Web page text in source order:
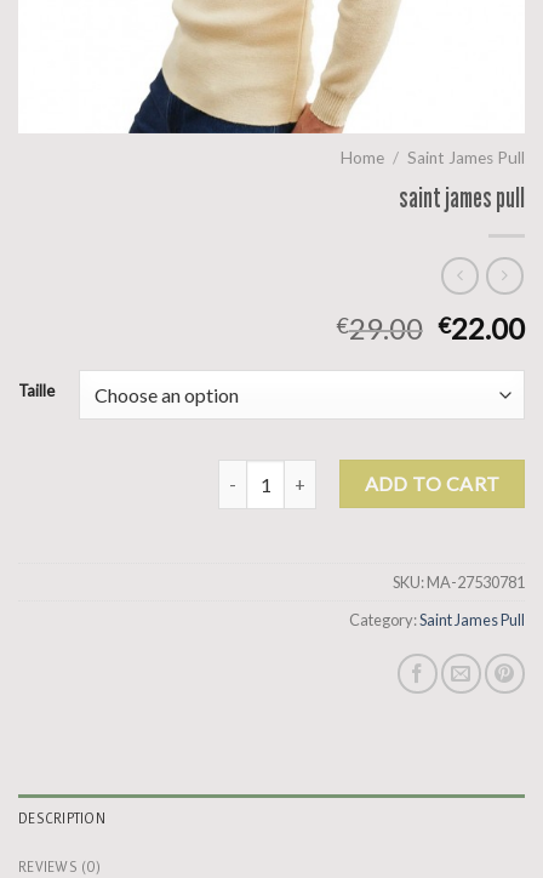
Home / Saint James Pull
saint james pull
€29.00 €22.00
Taille
saint james pull quantityADD TO CART
SKU:MA-27530781
Category:Saint James Pull
DESCRIPTION
REVIEWS (0)